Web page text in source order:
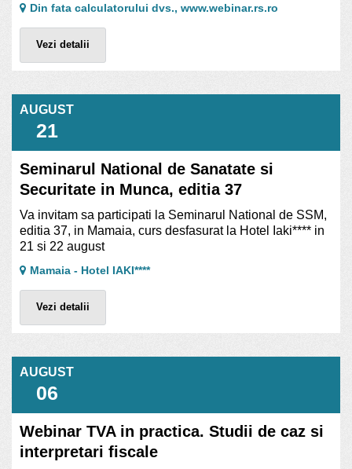
Din fata calculatorului dvs., www.webinar.rs.ro
Vezi detalii
AUGUST
21
Seminarul National de Sanatate si
Securitate in Munca, editia 37
Va invitam sa participati la Seminarul National de SSM,
editia 37, in Mamaia, curs desfasurat la Hotel Iaki**** in
21 si 22 august
Mamaia - Hotel IAKI****
Vezi detalii
AUGUST
06
Webinar TVA in practica. Studii de caz si
interpretari fiscale